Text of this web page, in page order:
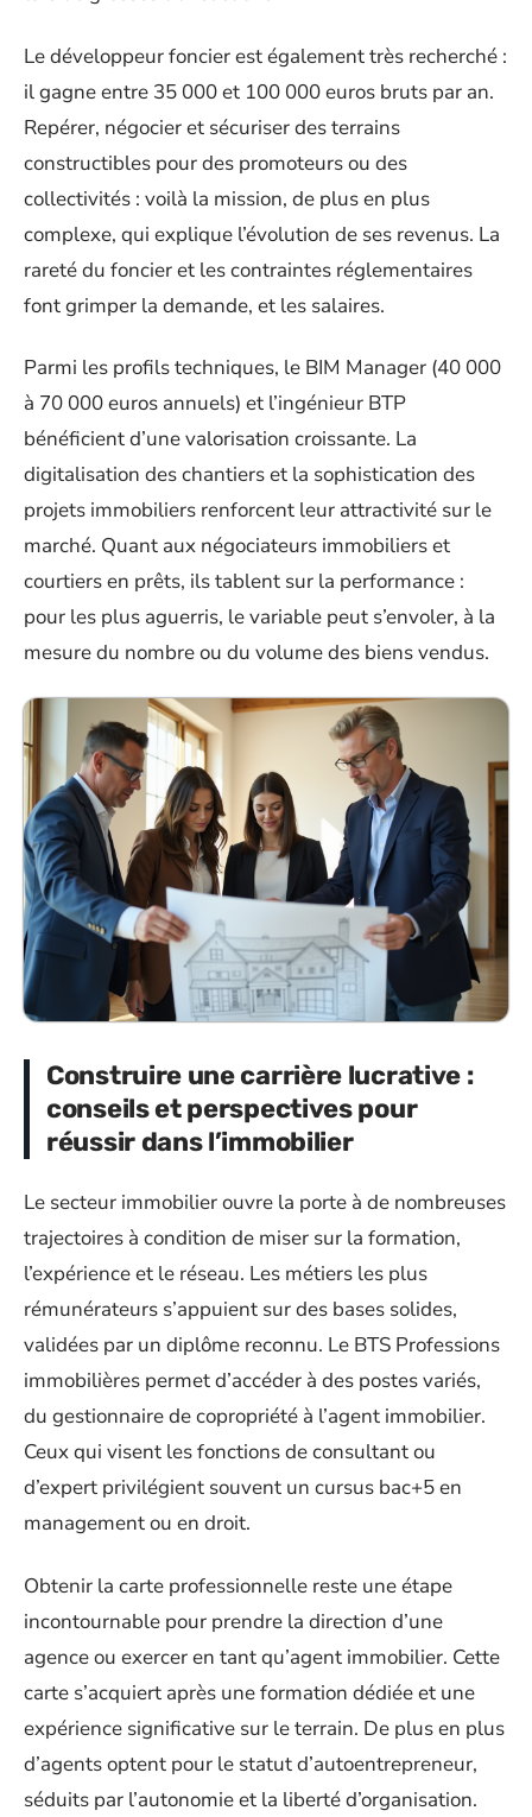
Le développeur foncier est également très recherché :
il gagne entre 35 000 et 100 000 euros bruts par an.
Repérer, négocier et sécuriser des terrains
constructibles pour des promoteurs ou des
collectivités : voilà la mission, de plus en plus
complexe, qui explique l’évolution de ses revenus. La
rareté du foncier et les contraintes réglementaires
font grimper la demande, et les salaires.
Parmi les profils techniques, le BIM Manager (40 000
à 70 000 euros annuels) et l’ingénieur BTP
bénéficient d’une valorisation croissante. La
digitalisation des chantiers et la sophistication des
projets immobiliers renforcent leur attractivité sur le
marché. Quant aux négociateurs immobiliers et
courtiers en prêts, ils tablent sur la performance :
pour les plus aguerris, le variable peut s’envoler, à la
mesure du nombre ou du volume des biens vendus.
Construire une carrière lucrative :
conseils et perspectives pour
réussir dans l’immobilier
Le secteur immobilier ouvre la porte à de nombreuses
trajectoires à condition de miser sur la formation,
l’expérience et le réseau. Les métiers les plus
rémunérateurs s’appuient sur des bases solides,
validées par un diplôme reconnu. Le BTS Professions
immobilières permet d’accéder à des postes variés,
du gestionnaire de copropriété à l’agent immobilier.
Ceux qui visent les fonctions de consultant ou
d’expert privilégient souvent un cursus bac+5 en
management ou en droit.
Obtenir la carte professionnelle reste une étape
incontournable pour prendre la direction d’une
agence ou exercer en tant qu’agent immobilier. Cette
carte s’acquiert après une formation dédiée et une
expérience significative sur le terrain. De plus en plus
d’agents optent pour le statut d’autoentrepreneur,
séduits par l’autonomie et la liberté d’organisation.